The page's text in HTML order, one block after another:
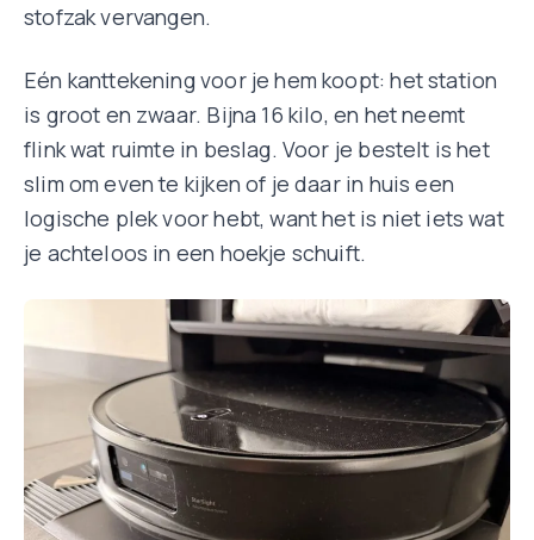
stofzak vervangen.
Eén kanttekening voor je hem koopt: het station
is groot en zwaar. Bijna 16 kilo, en het neemt
flink wat ruimte in beslag. Voor je bestelt is het
slim om even te kijken of je daar in huis een
logische plek voor hebt, want het is niet iets wat
je achteloos in een hoekje schuift.